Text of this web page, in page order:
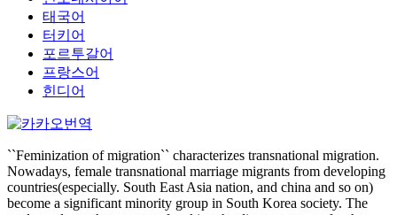
태국어
터키어
포르투갈어
프랑스어
힌디어
``Feminization of migration`` characterizes transnational migration.
Nowadays, female transnational marriage migrants from developing
countries(especially. South East Asia nation, and china and so on)
become a significant minority group in South Korea society. The